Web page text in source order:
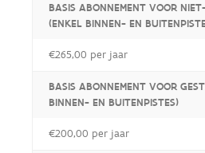
BASIS ABONNEMENT VOOR
(ENKEL BINNEN- EN
€265,00 per jaar
BASIS ABONNEMENT VOOR
BINNEN- EN BUITENPISTES)
€200,00 per jaar